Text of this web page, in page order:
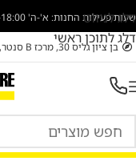
דלג לניווט
דלג לתוכן ראשי
שעות פעילות החנות: א'-ה' 9:00-18:00 | ו' 9:00-13:00
בן ציון גליס 30, מרכז B סנטר, פתח תקווה